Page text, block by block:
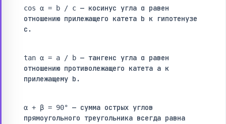
cos α = b / c — косинус угла α равен
отношению прилежащего катета b к гипотенузе
c.
tan α = a / b — тангенс угла α равен
отношению противолежащего катета a к
прилежащему b.
α + β = 90° — сумма острых углов
прямоугольного треугольника всегда равна